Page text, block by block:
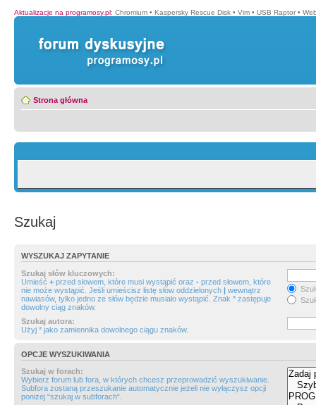
Aktualizacje na programosy.pl: Chromium • Kaspersky Rescue Disk • Vim • USB Raptor •
Strona główna
Szukaj
WYSZUKAJ ZAPYTANIE
Szukaj słów kluczowych:
Umieść + przed słowem, które musi wystąpić oraz - przed słowem, które
nie może wystąpić. Jeśli umieścisz listę słów oddzielonych | wewnątrz
nawiasów, tylko jedno ze słów będzie musiało wystąpić. Znak * zastępuje
dowolny ciąg znaków.
Szukaj autora:
Użyj * jako zamiennika dowolnego ciągu znaków.
OPCJE WYSZUKIWANIA
Szukaj w forach:
Wybierz forum lub fora, w których chcesz przeprowadzić wyszukiwanie.
Subfora zostaną przeszukanie automatycznie jeżeli nie wyłączysz opcji
poniżej “szukaj w subforach“.